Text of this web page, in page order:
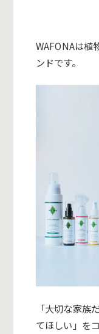
WAFONAは植
ンドです。
「大切な家族
てほしい」 を